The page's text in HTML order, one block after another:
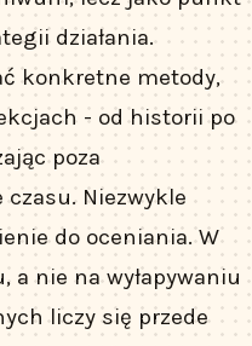
działania.
konkretne metody,
- od historii po
poza
czasu. Niezwykle
do oceniania. W
a nie na wyłapywaniu
liczy się przede